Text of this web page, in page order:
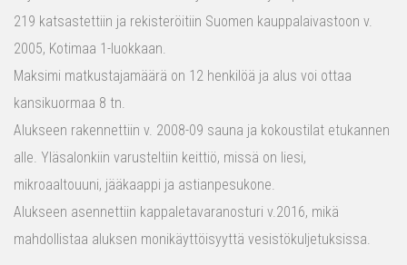
219 katsastettiin ja rekisteröitiin Suomen kauppalaivastoon v.
2005, Kotimaa 1-luokkaan.
Maksimi matkustajamäärä on 12 henkilöä ja alus voi ottaa
kansikuormaa 8 tn.
Alukseen rakennettiin v. 2008-09 sauna ja kokoustilat etukannen
alle. Yläsalonkiin varusteltiin keittiö, missä on liesi,
mikroaaltouuni, jääkaappi ja astianpesukone.
Alukseen asennettiin kappaletavaranosturi v.2016, mikä
mahdollistaa aluksen monikäyttöisyyttä vesistökuljetuksissa.